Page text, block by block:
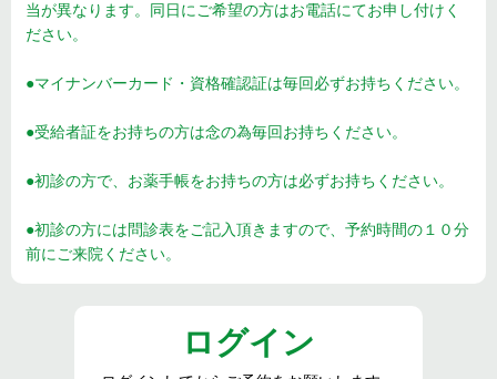
当が異なります。同日にご希望の方はお電話にてお申し付けく
ださい。
●マイナンバーカード・資格確認証は毎回必ずお持ちください。
●受給者証をお持ちの方は念の為毎回お持ちください。
●初診の方で、お薬手帳をお持ちの方は必ずお持ちください。
●初診の方には問診表をご記入頂きますので、予約時間の１０分
前にご来院ください。
ログイン